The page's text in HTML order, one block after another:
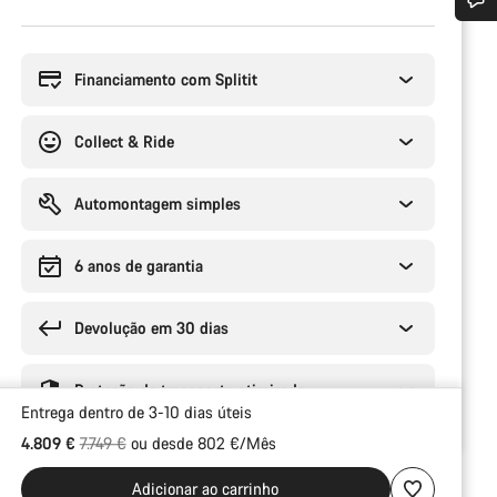
compra
Financiamento com Splitit
Collect & Ride
Automontagem simples
6 anos de garantia
Devolução em 30 dias
Proteção de transporte otimizada
Entrega dentro de 3-10 dias úteis
4.809 €Preço Original
7.749 €ou desde 802 €/Mês
Adicionar ao carrinho